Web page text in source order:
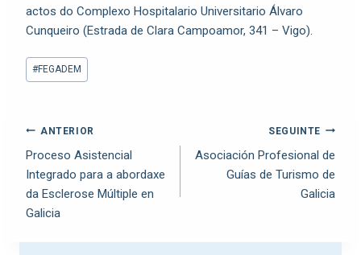
actos do Complexo Hospitalario Universitario Álvaro
Cunqueiro (Estrada de Clara Campoamor, 341 – Vigo).
#FEGADEM
ANTERIOR
Proceso Asistencial
Integrado para a abordaxe
da Esclerose Múltiple en
Galicia
SEGUINTE
Asociación Profesional de
Guías de Turismo de
Galicia